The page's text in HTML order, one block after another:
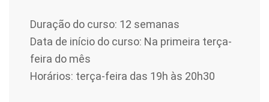
Duração do curso: 12 semanas
Data de início do curso: Na primeira terça-
feira do mês
Horários: terça-feira das 19h às 20h30